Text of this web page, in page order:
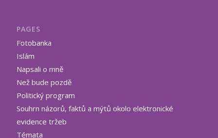
PAGES
Fotobanka
Islám
Napsali o mně
Než bude pozdě
Politický program
Souhrn názorů, faktů a mýtů okolo elektronické
evidence tržeb
Témata